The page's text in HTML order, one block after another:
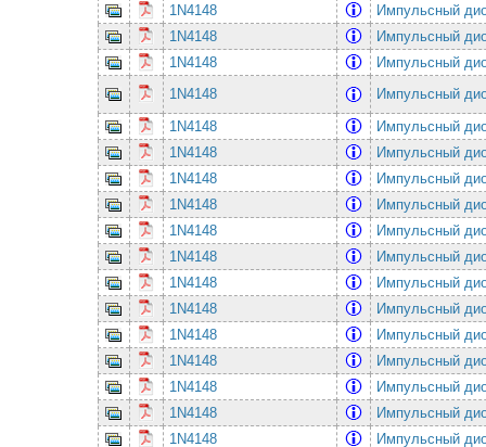
1N4148
Импульсный
1N4148
Импульсный
1N4148
Импульсный
1N4148
Импульсный
1N4148
Импульсный
1N4148
Импульсный
1N4148
Импульсный
1N4148
Импульсный
1N4148
Импульсный
1N4148
Импульсный
1N4148
Импульсный
1N4148
Импульсный
1N4148
Импульсный
1N4148
Импульсный
1N4148
Импульсный
1N4148
Импульсный
1N4148
Импульсный